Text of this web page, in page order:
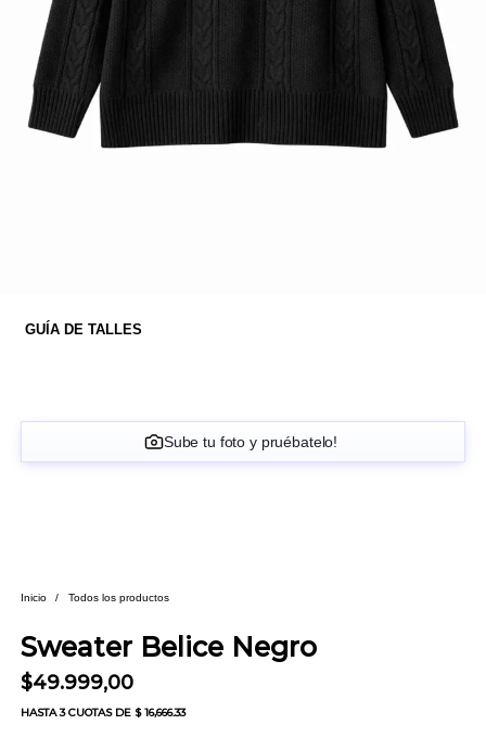
Inicio / Todos los productos
Sweater Belice Negro
$49.999,00
HASTA3 CUOTASDE $ 16,666.33
GUÍA DE TALLES
Sube tu foto y pruébatelo!